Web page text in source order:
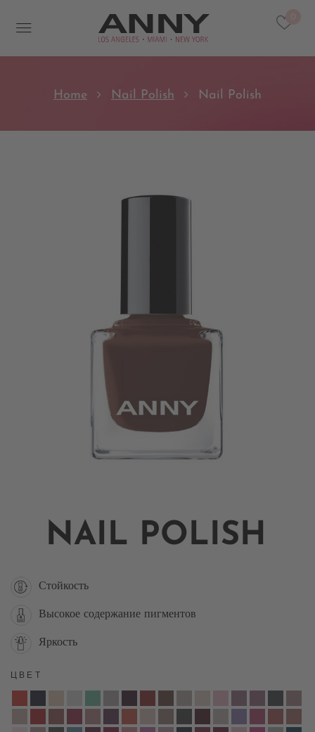
Home Nail Polish Nail Polish
NAIL POLISH
Стойкость
Высокое содержание пигментов
Яркость
ЦВЕТ